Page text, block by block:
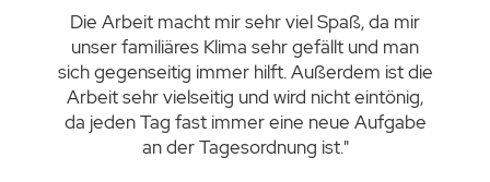
Die Arbeit macht mir sehr viel Spaß, da mir
unser familiäres Klima sehr gefällt und man
sich gegenseitig immer hilft. Außerdem ist die
Arbeit sehr vielseitig und wird nicht eintönig,
da jeden Tag fast immer eine neue Aufgabe
an der Tagesordnung ist."